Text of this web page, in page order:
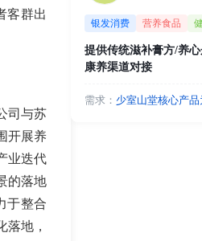
客群出
司与苏
开展养
业迭代
的落地
于整合
地，
银发消费 营养食品
提供传统滋补膏方/养
康养渠道对接
需求： 少室山堂核心产品